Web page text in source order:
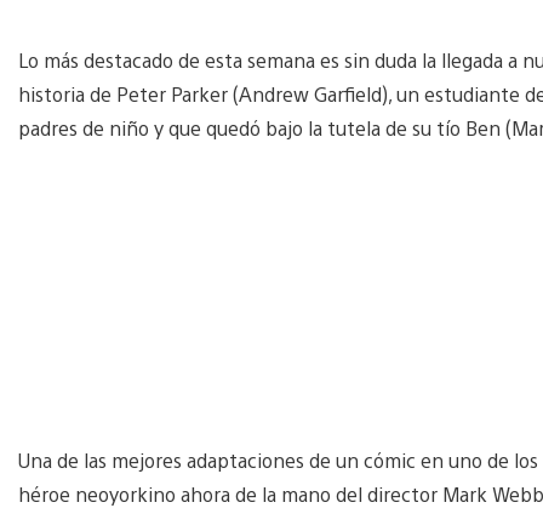
Lo más destacado de esta semana es sin duda la llegada a
historia de Peter Parker (Andrew Garfield), un estudiante
padres de niño y que quedó bajo la tutela de su tío Ben
Una de las mejores adaptaciones de un cómic en uno de
héroe neoyorkino ahora de la mano del director Mark